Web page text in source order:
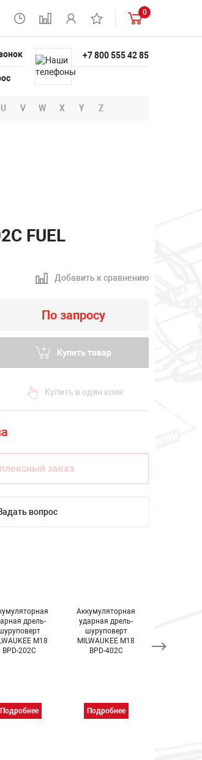
0
+7 800 555 42 85
U V W X Y Z
FUEL
Добавить к сравнению
По запросу
Купить товар
Купить в один клик
заказ
вопрос
дрель-
M18
BPD-202C
Подробнее
Аккумуляторная
ударная дрель-
шуруповерт
MILWAUKEE M18
BPD-402C
Подробнее